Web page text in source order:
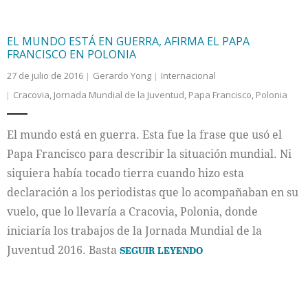
EL MUNDO ESTÁ EN GUERRA, AFIRMA EL PAPA
FRANCISCO EN POLONIA
27 de julio de 2016 Gerardo Yong
Internacional
Cracovia, Jornada Mundial de la Juventud, Papa Francisco, Polonia
El mundo está en guerra. Esta fue la frase que usó el
Papa Francisco para describir la situación mundial. Ni
siquiera había tocado tierra cuando hizo esta
declaración a los periodistas que lo acompañaban en su
vuelo, que lo llevaría a Cracovia, Polonia, donde
iniciaría los trabajos de la Jornada Mundial de la
Juventud 2016. BastaSEGUIR LEYENDO